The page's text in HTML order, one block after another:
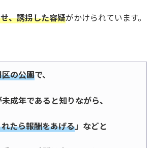
、誘拐した容疑がかけられています。
の公園で、
成年であると知りながら、
たら報酬をあげる」などと